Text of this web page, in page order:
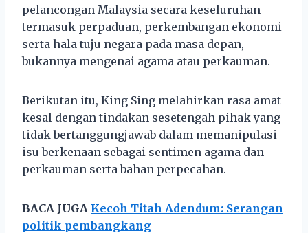
pelancongan Malaysia secara keseluruhan
termasuk perpaduan, perkembangan ekonomi
serta hala tuju negara pada masa depan,
bukannya mengenai agama atau perkauman.
Berikutan itu, King Sing melahirkan rasa amat
kesal dengan tindakan sesetengah pihak yang
tidak bertanggungjawab dalam memanipulasi
isu berkenaan sebagai sentimen agama dan
perkauman serta bahan perpecahan.
BACA JUGA Kecoh Titah Adendum: Serangan
politik pembangkang